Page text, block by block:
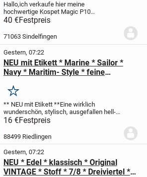
Hallo,ich verkaufe hier meine
hochwertige Kospet Magic P10
Smartwatch.Das Gehäuse ist in
elegantem Silber gehalten, kombiniert mit
einem sportlichen schwarzen
Silikonarmband.Die Uhr befindet sich...
40 €Festpreis
71063 Sindelfingen
Gestern, 07:22
NEU mit Etikett * Marine * Sailor *
Navy * Maritim- Style * feine
"PREMIUM by JACK & JONES" Gr. 46-
48/ S- M * hell- blau * weiß *
Merken
** NEU mit Etikett **Eine wirklich
wunderschön, stylisch, ausgefallen hell-
blau * weißHerren
im angesagten Look
by JACK & JONES **
16 €Festpreis
88499 Riedlingen
Gestern, 07:22
NEU * Edel * klassisch * Original
VINTAGE * Stoff * 7/8 * Dreiviertel *